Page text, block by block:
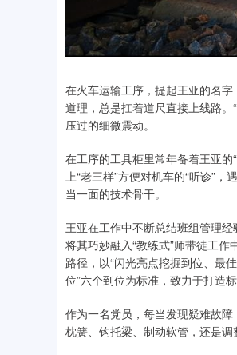
在火车运输工序，提起王亚的名
道理，总是扛着道尺直接上线路
压过的细微震动。
在工序的工具柜里常年备着王亚
上“老三样”方便对机车的“听诊”
当一面的技术骨干。
王亚在工作中不断总结班组管理
将其巧妙融入“教练式”师带徒工
路径，以“闪光亮点挖掘到位、最
位”六个到位为标准，致力于打造
作为一名党员，每当发现疑难故
枕簧、钩托梁、制动软管，还是调